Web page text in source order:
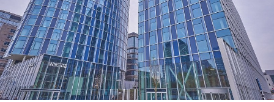
Restaurants
Bars
Hotels
Shops